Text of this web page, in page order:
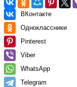
ВКонтакте
Одноклассники
Pinterest
Viber
WhatsApp
Telegram